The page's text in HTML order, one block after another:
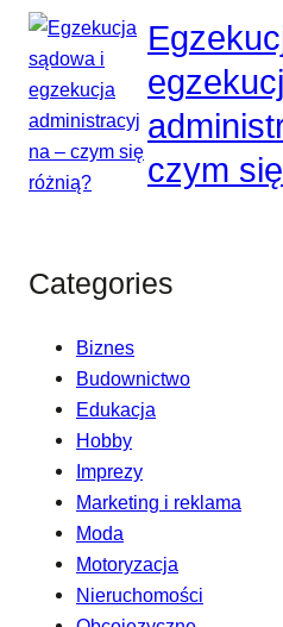
czym
Categories
Biznes
Budownictwo
Edukacja
Hobby
Imprezy
Marketing i reklama
Moda
Motoryzacja
Nieruchomości